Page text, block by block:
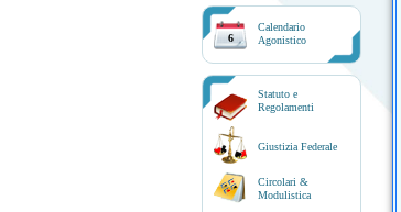
6
Calendario
Agonistico
Statuto e
Regolamenti
Giustizia Federale
Circolari &
Modulistica